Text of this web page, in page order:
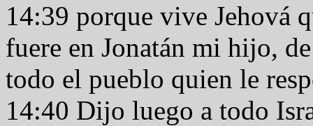
14:39 porque vive Jehová
fuere en Jonatán mi hijo,
todo el pueblo quien le
14:40 Dijo luego a todo